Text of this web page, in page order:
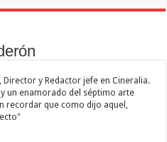
Director y Redactor jefe en Cineralia.
un enamorado del séptimo arte
recordar que como dijo aquel,